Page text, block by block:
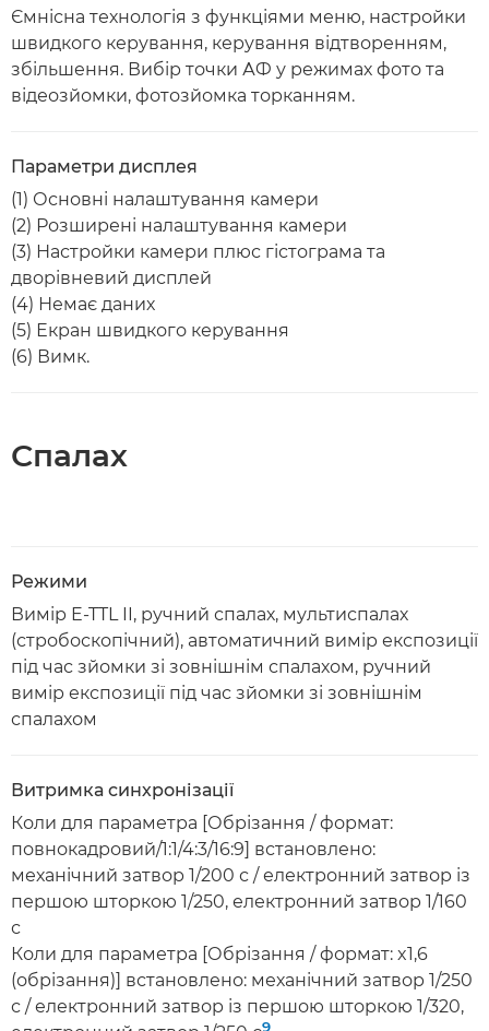
Ємнісна технологія з функціями меню, настройки
швидкого керування, керування відтворенням,
збільшення. Вибір точки АФ у режимах фото та
відеозйомки, фотозйомка торканням.
Параметри дисплея
(1) Основні налаштування камери
(2) Розширені налаштування камери
(3) Настройки камери плюс гістограма та
дворівневий дисплей
(4) Немає даних
(5) Екран швидкого керування
(6) Вимк.
Спалах
Режими
Вимір E-TTL II, ручний спалах, мультиспалах
(стробоскопічний), автоматичний вимір експозиції
під час зйомки зі зовнішнім спалахом, ручний
вимір експозиції під час зйомки зі зовнішнім
спалахом
Витримка синхронізації
Коли для параметра [Обрізання / формат:
повнокадровий/1:1/4:3/16:9] встановлено:
механічний затвор 1/200 с / електронний затвор із
першою шторкою 1/250, електронний затвор 1/160
с
Коли для параметра [Обрізання / формат: x1,6
(обрізання)] встановлено: механічний затвор 1/250
с / електронний затвор із першою шторкою 1/320,
9